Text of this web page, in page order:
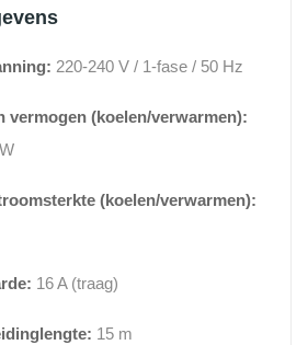
220-240 V / 1-fase / 50 Hz
vermogen (koelen/verwarmen):
(koelen/verwarmen):
16 A (traag)
15 m